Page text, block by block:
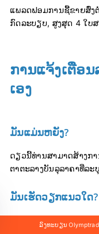
ແພລດຟອມການຊື້ຂາຍສົ່ງ
ກົດລະບຽບ, ສູງສຸດ 4 ໃບ
ການແຈ້ງເຕືອ
ເອງ
ມັນແມ່ນຫຍັງ?
ດຽວນີ້ທ່ານສາມາດສ້າງກ
ຕາຕະລາງບັນລຸລາຄາທີ່ລະ
ມັນເຮັດວຽກແນວໃດ?
ເພື່ອຕັ້ງຄ່າການແຈ້ງເຕືອ
ລົງທະບຽນ